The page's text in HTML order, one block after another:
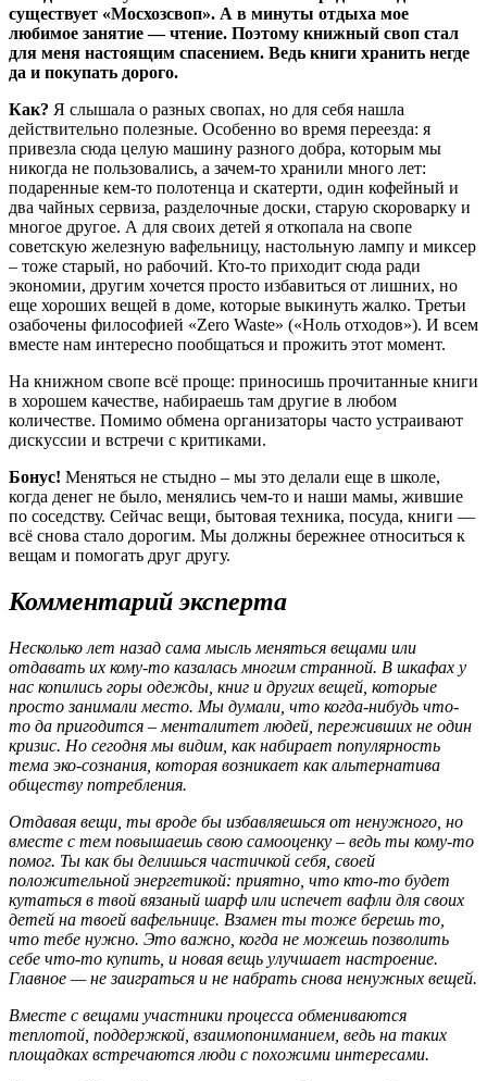
существует «Мосхозсвоп». А в минуты отдыха мое
любимое занятие — чтение. Поэтому книжный своп стал
для меня настоящим спасением. Ведь книги хранить негде
да и покупать дорого.
Как? Я слышала о разных свопах, но для себя нашла
действительно полезные. Особенно во время переезда: я
привезла сюда целую машину разного добра, которым мы
никогда не пользовались, а зачем-то хранили много лет:
подаренные кем-то полотенца и скатерти, один кофейный и
два чайных сервиза, разделочные доски, старую скороварку и
многое другое. А для своих детей я откопала на свопе
советскую железную вафельницу, настольную лампу и миксер
– тоже старый, но рабочий. Кто-то приходит сюда ради
экономии, другим хочется просто избавиться от лишних, но
еще хороших вещей в доме, которые выкинуть жалко. Третьи
озабочены философией «Zero Waste» («Ноль отходов»). И всем
вместе нам интересно пообщаться и прожить этот момент.
На книжном свопе всё проще: приносишь прочитанные книги
в хорошем качестве, набираешь там другие в любом
количестве. Помимо обмена организаторы часто устраивают
дискуссии и встречи с критиками.
Бонус! Меняться не стыдно – мы это делали еще в школе,
когда денег не было, менялись чем-то и наши мамы, жившие
по соседству. Сейчас вещи, бытовая техника, посуда, книги —
всё снова стало дорогим. Мы должны бережнее относиться к
вещам и помогать друг другу.
Комментарий эксперта
Несколько лет назад сама мысль меняться вещами или
отдавать их кому-то казалась многим странной. В шкафах у
нас копились горы одежды, книг и других вещей, которые
просто занимали место. Мы думали, что когда-нибудь что-
то да пригодится – менталитет людей, переживших не один
кризис. Но сегодня мы видим, как набирает популярность
тема эко-сознания, которая возникает как альтернатива
обществу потребления.
Отдавая вещи, ты вроде бы избавляешься от ненужного, но
вместе с тем повышаешь свою самооценку – ведь ты кому-то
помог. Ты как бы делишься частичкой себя, своей
положительной энергетикой: приятно, что кто-то будет
кутаться в твой вязаный шарф или испечет вафли для своих
детей на твоей вафельнице. Взамен ты тоже берешь то,
что тебе нужно. Это важно, когда не можешь позволить
себе что-то купить, и новая вещь улучшает настроение.
Главное — не заиграться и не набрать снова ненужных вещей.
Вместе с вещами участники процесса обмениваются
теплотой, поддержкой, взаимопониманием, ведь на таких
площадках встречаются люди с похожими интересами.